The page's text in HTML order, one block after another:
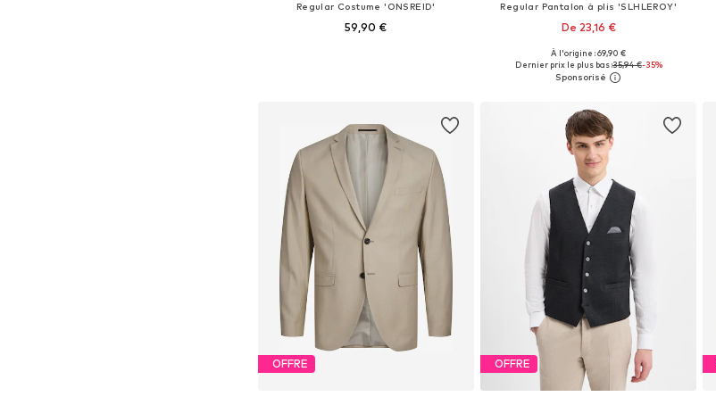
Regular Costume 'ONSREID'
59,90 €
Regular Pantalon à plis 'SLHLEROY'
De 23,16 €
+1
Ajouter au panier
À l'origine : 69,90 €
Dernier prix le plus bas :35,94 €-35%
OFFRE OFFRE